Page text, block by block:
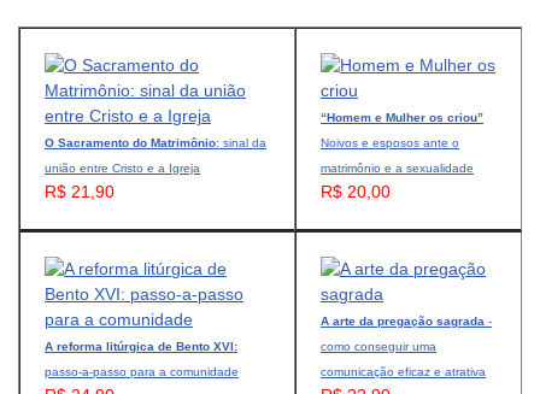
O Sacramento do Matrimônio: sinal da
união entre Cristo e a Igreja
R$ 21,90
“Homem e Mulher os criou”
Noivos e esposos ante o
matrimônio e a sexualidade
R$ 20,00
A reforma litúrgica de Bento XVI:
passo-a-passo para a comunidade
A arte da pregação sagrada -
como conseguir uma
comunicação eficaz e atrativa